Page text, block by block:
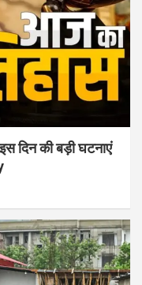
दिन की बड़ी घटनाएं